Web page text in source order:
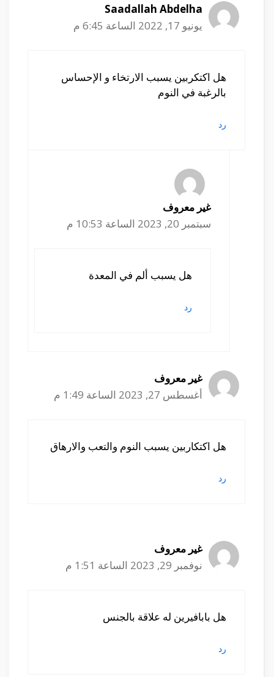
Saadallah Abdelha
يونيو 17, 2022 الساعة 6:45 م
هل اكتكربين يسبب الارتخاء و الإحساس
بالرغبة في النوم
رد
غير معروف
سبتمبر 20, 2023 الساعة 10:53 م
هل يسبب ألم في المعدة
رد
غير معروف
أغسطس 27, 2023 الساعة 1:49 م
هل اكتكاربين يسبب النوم والتعب والارهاق
رد
غير معروف
نوفمبر 29, 2023 الساعة 1:51 م
هل بابافيرين له علاقة بالجنس
رد